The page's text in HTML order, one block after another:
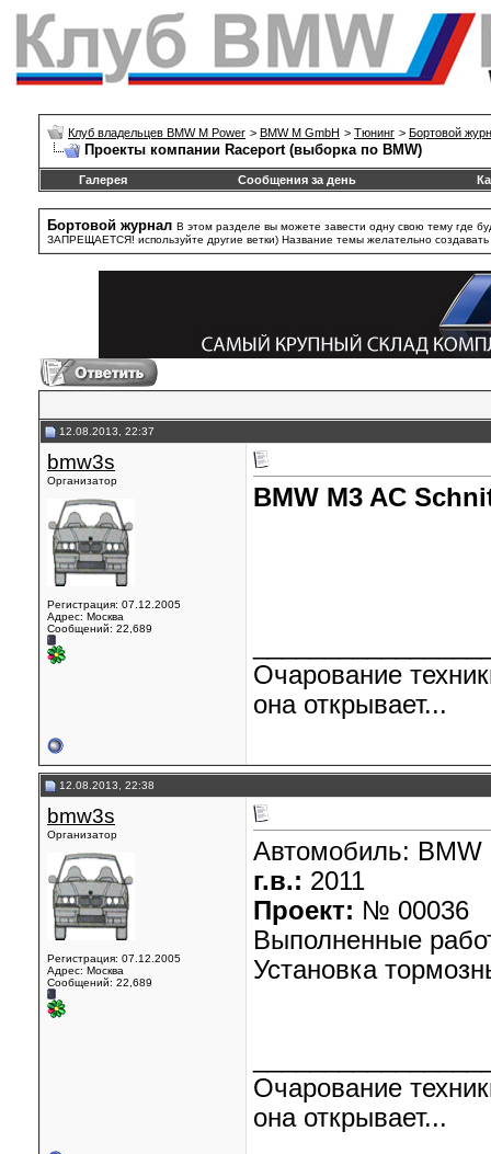
Клуб владельцев BMW M Power > BMW M GmbH > Тюнинг > Бортовой
Проекты компании Raceport (выборка по BMW)
Галерея Сообщения за день
Бортовой журнал В этом разделе вы можете завести одну свою тему где
ЗАПРЕЩАЕТСЯ! используйте другие ветки) Название темы желательно создавать
12.08.2013, 22:37
bmw3s
Организатор
Регистрация: 07.12.2005
Адрес: Москва
Сообщений: 22,689
BMW M3 AC
Очарование
она открывает...
12.08.2013, 22:38
bmw3s
Организатор
Регистрация: 07.12.2005
Адрес: Москва
Сообщений: 22,689
Автомобиль: BMW
г.в.: 2011
Проект: № 00036
Выполненные
Установка
Очарование
она открывает...